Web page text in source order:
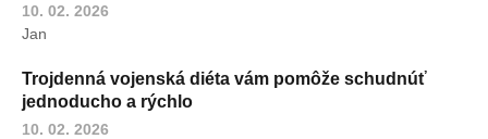
10. 02. 2026
Jan
Trojdenná vojenská diéta vám pomôže schudnúť
jednoducho a rýchlo
10. 02. 2026